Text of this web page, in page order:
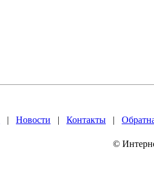
| Новости | Контакты |
©